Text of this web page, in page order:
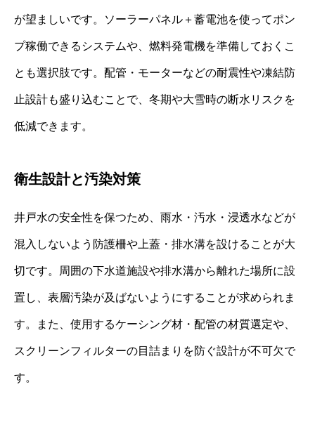
が望ましいです。ソーラーパネル＋蓄電池を使ってポン
プ稼働できるシステムや、燃料発電機を準備しておくこ
とも選択肢です。配管・モーターなどの耐震性や凍結防
止設計も盛り込むことで、冬期や大雪時の断水リスクを
低減できます。
衛生設計と汚染対策
井戸水の安全性を保つため、雨水・汚水・浸透水などが
混入しないよう防護柵や上蓋・排水溝を設けることが大
切です。周囲の下水道施設や排水溝から離れた場所に設
置し、表層汚染が及ばないようにすることが求められま
す。また、使用するケーシング材・配管の材質選定や、
スクリーンフィルターの目詰まりを防ぐ設計が不可欠で
す。